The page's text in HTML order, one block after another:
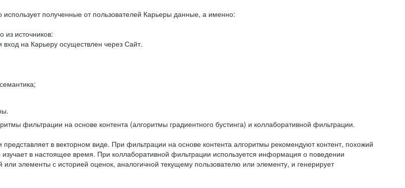
полученные от пользователей Карьеры данные, а именно:
из источников:
на Карьеру осуществлен через Сайт.
фильтрации на основе контента (алгоритмы градиентного бустинга) и коллаборативной фильтрации.
в векторном виде. При фильтрации на основе контента алгоритмы рекомендуют контент, похожий
в настоящее время. При коллаборативной фильтрации используется информация о поведении
элементы с историей оценок, аналогичной текущему пользователю или элементу, и генерирует